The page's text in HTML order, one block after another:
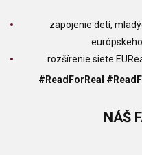
zapojenie detí,
rozšírenie siete
#ReadForReal
NÁŠ